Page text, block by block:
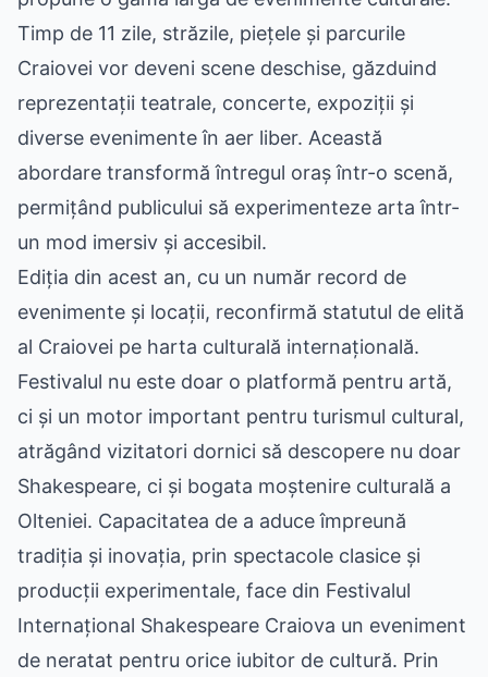
Timp de 11 zile, străzile, piețele și parcurile
Craiovei vor deveni scene deschise, găzduind
reprezentații teatrale, concerte, expoziții și
diverse evenimente în aer liber. Această
abordare transformă întregul oraș într-o scenă,
permițând publicului să experimenteze arta într-
un mod imersiv și accesibil.
Ediția din acest an, cu un număr record de
evenimente și locații, reconfirmă statutul de elită
al Craiovei pe harta culturală internațională.
Festivalul nu este doar o platformă pentru artă,
ci și un motor important pentru turismul cultural,
atrăgând vizitatori dornici să descopere nu doar
Shakespeare, ci și bogata moștenire culturală a
Olteniei. Capacitatea de a aduce împreună
tradiția și inovația, prin spectacole clasice și
producții experimentale, face din Festivalul
Internațional Shakespeare Craiova un eveniment
de neratat pentru orice iubitor de cultură. Prin